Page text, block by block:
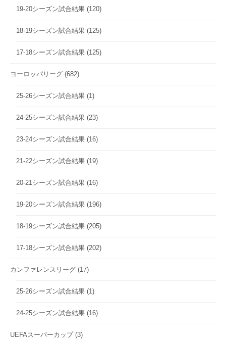
19-20シーズン試合結果 (120)
18-19シーズン試合結果 (125)
17-18シーズン試合結果 (125)
ヨーロッパリーグ (682)
25-26シーズン試合結果 (1)
24-25シーズン試合結果 (23)
23-24シーズン試合結果 (16)
21-22シーズン試合結果 (19)
20-21シーズン試合結果 (16)
19-20シーズン試合結果 (196)
18-19シーズン試合結果 (205)
17-18シーズン試合結果 (202)
カンファレンスリーグ (17)
25-26シーズン試合結果 (1)
24-25シーズン試合結果 (16)
UEFAスーパーカップ(3)